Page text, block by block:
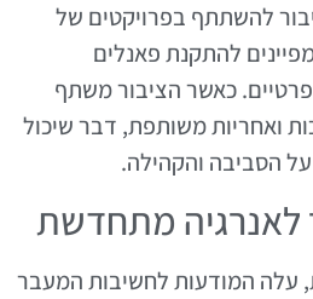
להשתתף בפרויקטים של
להתקנת פאנלים
כאשר הציבור משתף
ואחריות משותפת, דבר שיכול
הסביבה והקהילה.
לאנרגיה מתחדשת
עלה המודעות לחשיבות המעבר